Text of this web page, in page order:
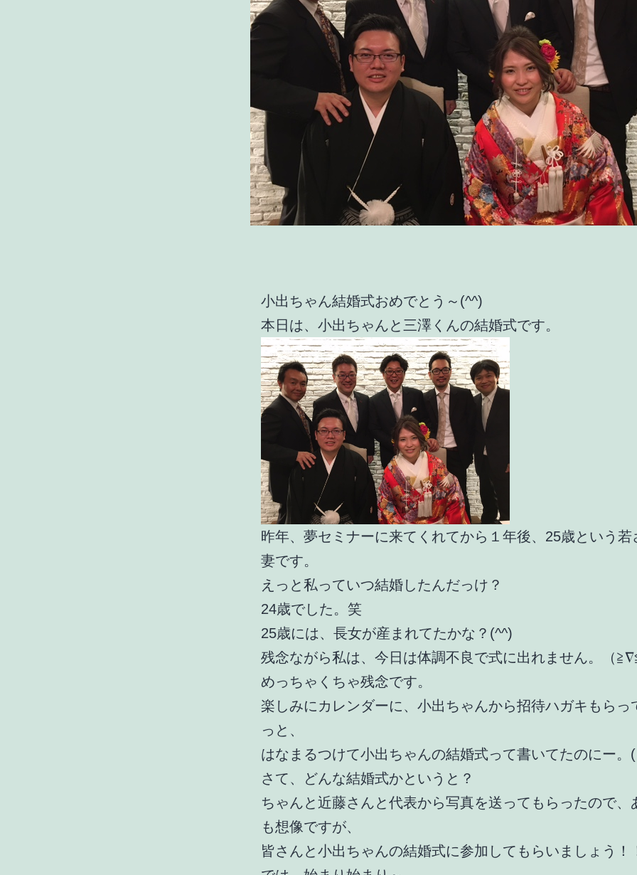
小出ちゃん結婚式おめでとう～(^^)
本日は、小出ちゃんと三澤くんの結婚式です。
昨年、夢セミナーに来てくれてから１年後、25歳という若
妻です。
えっと私っていつ結婚したんだっけ？
24歳でした。笑
25歳には、長女が産まれてたかな？(^^)
残念ながら私は、今日は体調不良で式に出れません。（
めっちゃくちゃ残念です。
楽しみにカレンダーに、小出ちゃんから招待ハガキもらっ
っと、
はなまるつけて小出ちゃんの結婚式って書いてたのにー。(
さて、どんな結婚式かというと？
ちゃんと近藤さんと代表から写真を送ってもらったので、
も想像ですが、
皆さんと小出ちゃんの結婚式に参加してもらいましょう！